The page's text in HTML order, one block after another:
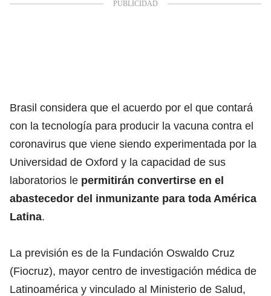
Brasil considera que el acuerdo por el que contará
con la tecnología para producir la vacuna contra el
coronavirus que viene siendo experimentada por la
Universidad de Oxford y la capacidad de sus
laboratorios le permitirán convertirse en el
abastecedor del inmunizante para toda América
Latina.
La previsión es de la Fundación Oswaldo Cruz
(Fiocruz), mayor centro de investigación médica de
Latinoamérica y vinculado al Ministerio de Salud,